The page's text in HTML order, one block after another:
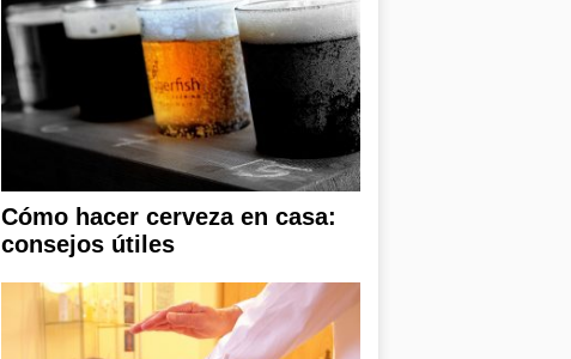
Cómo hacer cerveza en casa:
consejos útiles